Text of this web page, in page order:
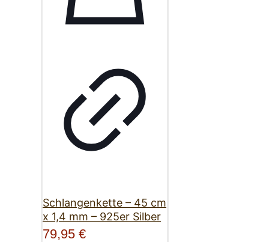
Schlangenkette – 45 cm
x 1,4 mm – 925er Silber
79,95 €